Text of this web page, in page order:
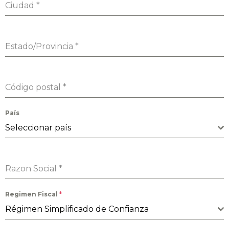
Ciudad *
Estado/Provincia *
Código postal *
País
Seleccionar país
Razon Social *
Regimen Fiscal *
Régimen Simplificado de Confianza